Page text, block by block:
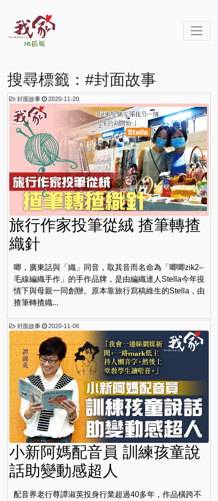
搜尋標籤：#封面故事
封面故事 2020-11-20
旅行作家投筆從絨 揸筆轉揸
織針
唧，廣東話與「織」同音，取其音而名命為「唧唧zik2–
毛線編織手作」的手作品牌，是由編織達人Stella今年疫
情下與母親一同創辦。原本靠旅行寫稿維生的Stella，由
揸筆轉揸織...
封面故事 2020-11-06
小新阿媽配音員 訓練孩童說
話助變動感超人
配音界老行尊譚淑英投身行業超過40多年，作品橫跨不